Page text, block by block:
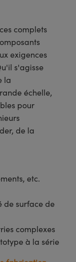
complets
exigences
s'agisse
la
échelle,
pour
de la
etc.
de surface de
complexes
à la série